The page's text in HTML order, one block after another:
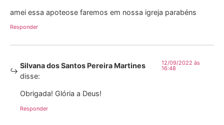
amei essa apoteose faremos em nossa igreja parabéns
Responder
Silvana dos Santos Pereira Martines
disse:
12/09/2022 às
16:48
Obrigada! Glória a Deus!
Responder